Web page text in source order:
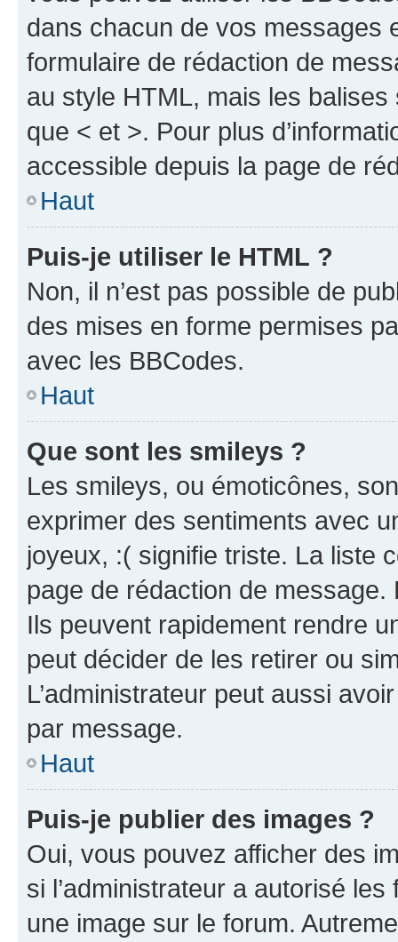
dans chacun de vos messages
formulaire de rédaction de
au style HTML, mais les
que < et >. Pour plus
accessible depuis la page de
Haut
Puis-je utiliser le HTML ?
Non, il n’est pas possible de
des mises en forme permises
avec les BBCodes.
Haut
Que sont les smileys ?
Les smileys, ou émoticônes,
exprimer des sentiments avec
joyeux, :( signifie triste. La liste
page de rédaction de
Ils peuvent rapidement rendre
peut décider de les retirer ou
L’administrateur peut aussi
par message.
Haut
Puis-je publier des images ?
Oui, vous pouvez afficher des
si l’administrateur a autorisé
une image sur le forum.